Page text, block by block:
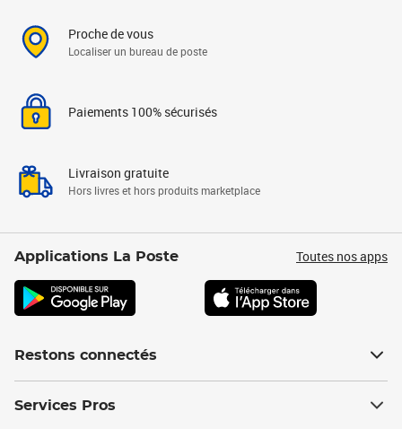
Proche de vous
Localiser un bureau de poste
Paiements 100% sécurisés
Livraison gratuite
Hors livres et hors produits marketplace
Applications La Poste Toutes nos apps
Restons connectés
Services Pros